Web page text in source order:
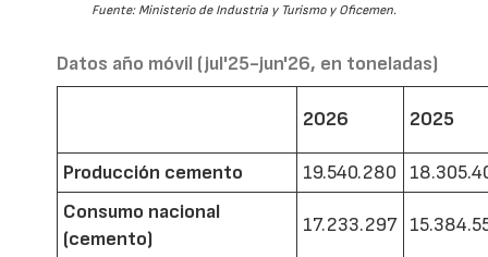
Fuente: Ministerio de Industria y Turismo y Oficemen.
Datos año móvil (jul'25-jun'26, en toneladas)
2026 2025
Producción cemento 19.540.280
Consumo nacional
(cemento)
17.233.297